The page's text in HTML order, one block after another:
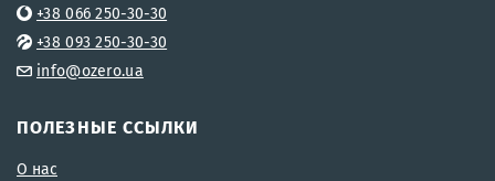
+38 066 250-30-30
+38 093 250-30-30
info@ozero.ua
ПОЛЕЗНЫЕ ССЫЛКИ
О нас